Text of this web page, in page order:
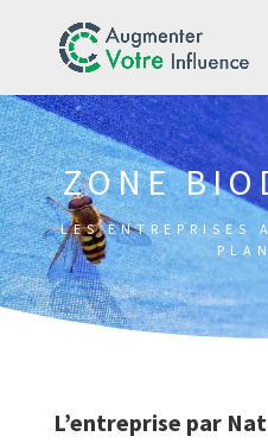
ZONE
LES ENTREPRISES
L’entreprise par